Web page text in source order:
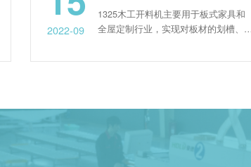
2022-09
1325木工开料机主要用于板式家具和
全屋定制行业，实现对板材的划槽、扩
6万到10万之间，价格不等。 市场上家
木工开料机。当然如果是板...